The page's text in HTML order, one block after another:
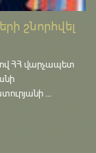
շնորհվել
ՀՀ վարչապետ
...